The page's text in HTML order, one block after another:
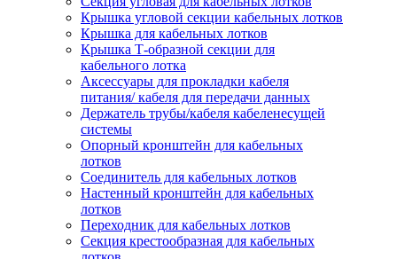
Крышка угловой секции кабельных лотков
Крышка для кабельных лотков
Крышка Т-образной секции для
кабельного лотка
Аксессуары для прокладки кабеля
питания/ кабеля для передачи данных
Держатель трубы/кабеля кабеленесущей
системы
Опорный кронштейн для кабельных
лотков
Соединитель для кабельных лотков
Настенный кронштейн для кабельных
лотков
Переходник для кабельных лотков
Секция крестообразная для кабельных